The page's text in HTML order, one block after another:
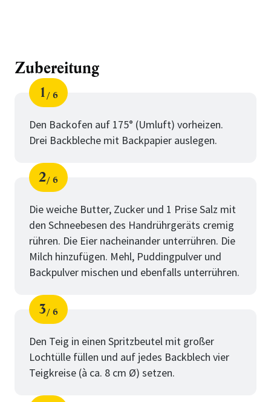
Zubereitung
Schritt
1
von
6
Den Backofen auf 175° (Umluft) vorheizen.
Drei Backbleche mit Backpapier auslegen.
Schritt
2
von
6
Die weiche Butter, Zucker und 1 Prise Salz mit
den Schneebesen des Handrührgeräts cremig
rühren. Die Eier nacheinander unterrühren. Die
Milch hinzufügen. Mehl, Puddingpulver und
Backpulver mischen und ebenfalls unterrühren.
Schritt
3
von
6
Den Teig in einen Spritzbeutel mit großer
Lochtülle füllen und auf jedes Backblech vier
Teigkreise (à ca. 8 cm Ø) setzen.